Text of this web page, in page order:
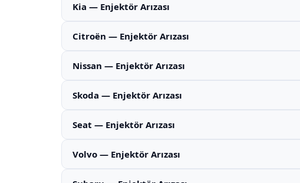
Kia — Enjektör Arızası
Citroën — Enjektör Arızası
Nissan — Enjektör Arızası
Skoda — Enjektör Arızası
Seat — Enjektör Arızası
Volvo — Enjektör Arızası